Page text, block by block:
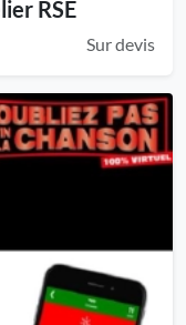
RSE
Sur devis